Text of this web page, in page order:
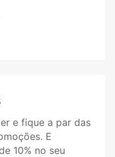
e fique a par das
E
10% no seu